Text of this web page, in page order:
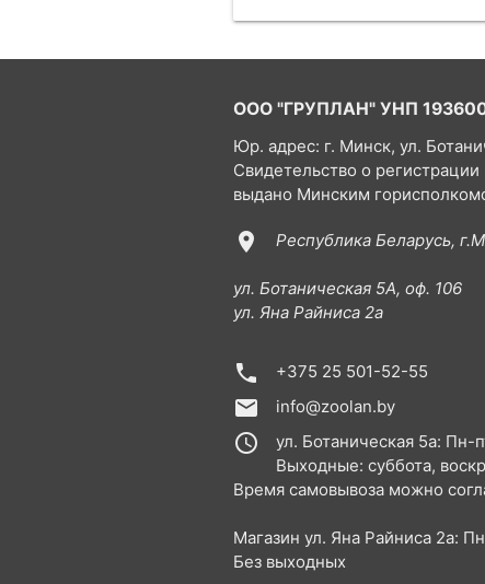
ООО "ГРУПЛАН" УНП
Юр. адрес: г. Минск, ул.
Свидетельство о
выдано Минским
location_on Республика Беларусь,
ул. Ботаническая 5А, оф. 106
ул. Яна Райниса 2а
phone +375 25 501-52-55
email info@zoolan.by
access_time
ул. Ботаническая 5а: Пн-
Выходные: суббота,
Время самовывоза можно
Магазин ул. Яна Райниса 2а:
Без выходных